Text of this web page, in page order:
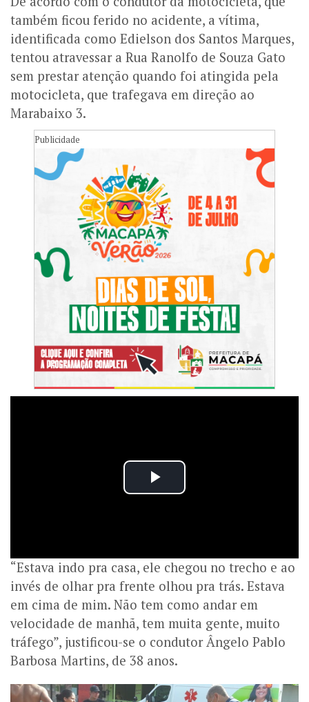
também ficou ferido no acidente, a vítima,
identificada como Edielson dos Santos Marques,
tentou atravessar a Rua Ranolfo de Souza Gato
sem prestar atenção quando foi atingida pela
motocicleta, que trafegava em direção ao
Marabaixo 3.
Publicidade
“Estava indo pra casa, ele chegou no trecho e ao
invés de olhar pra frente olhou pra trás. Estava
em cima de mim. Não tem como andar em
velocidade de manhã, tem muita gente, muito
tráfego”, justificou-se o condutor Ângelo Pablo
Barbosa Martins, de 38 anos.